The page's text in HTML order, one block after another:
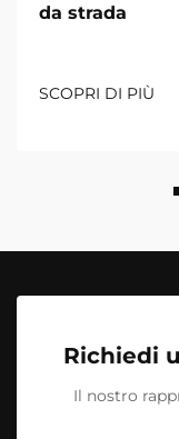
da strada
SCOPRI DI PIÙ
Richiedi
Il nostro